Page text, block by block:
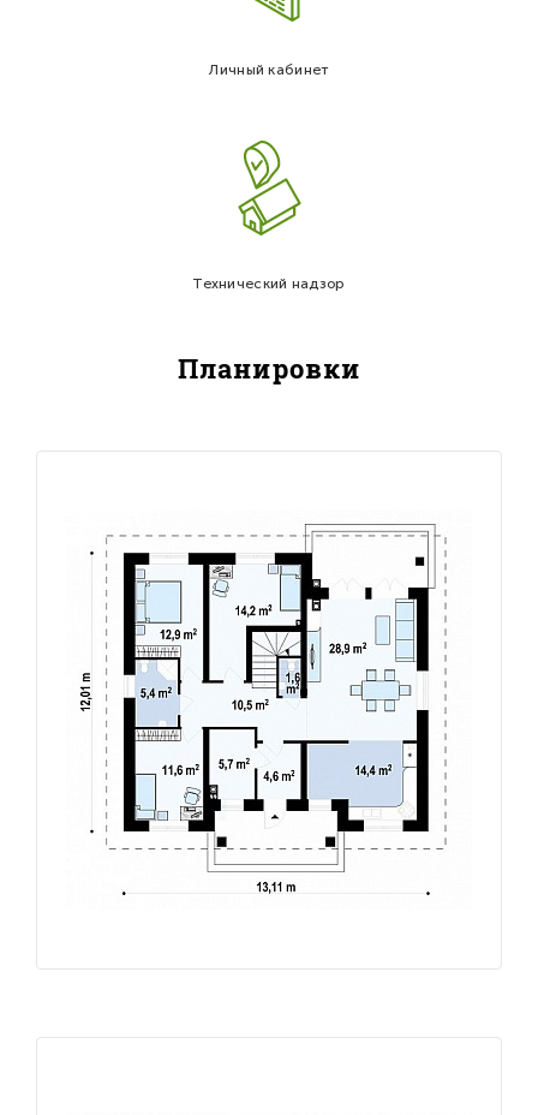
Личный кабинет
Технический надзор
Планировки